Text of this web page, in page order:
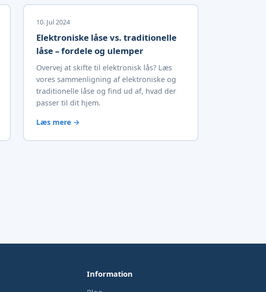
10. Jul 2024
Elektroniske låse vs. traditionelle
låse – fordele og ulemper
Overvej at skifte til elektronisk lås? Læs
vores sammenligning af elektroniske og
traditionelle låse og find ud af, hvad der
passer til dit hjem.
Læs mere →
Information